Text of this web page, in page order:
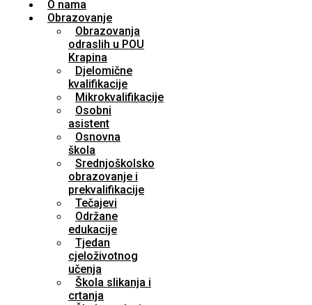
O nama
Obrazovanje
Obrazovanja
odraslih u POU
Krapina
Djelomične
kvalifikacije
Mikrokvalifikacije
Osobni
asistent
Osnovna
škola
Srednjoškolsko
obrazovanje i
prekvalifikacije
Tečajevi
Održane
edukacije
Tjedan
cjeloživotnog
učenja
Škola slikanja i
crtanja